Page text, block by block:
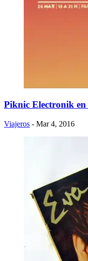
Piknic Electronik en
Viajeros - Mar 4, 2016